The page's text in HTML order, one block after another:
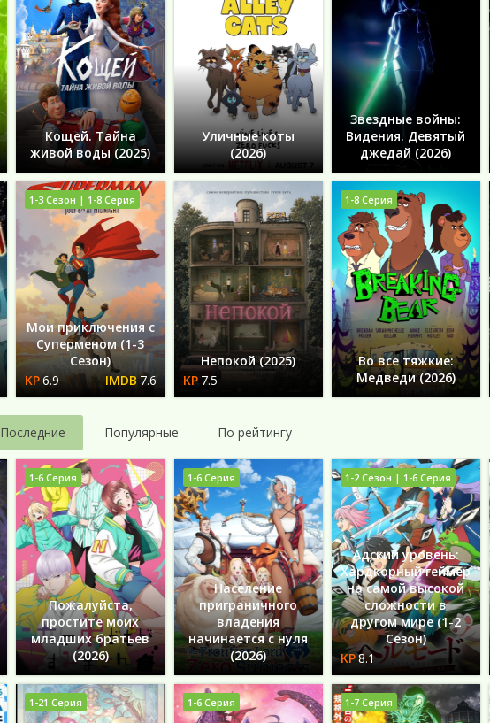
Кощей. Тайна
живой воды (2025)
Уличные коты
(2026)
Звездные войны:
Видения. Девятый
джедай (2026)
Мои приключения с
Суперменом (1-3
Сезон)
6.9
7.6
1-3 Сезон | 1-8 Серия
Непокой (2025)
7.5
Во все тяжкие:
Медведи (2026)
1-8 Серия
Последние Популярные По рейтингу
Пожалуйста,
простите моих
младших братьев
(2026)
1-6 Серия
Население
приграничного
владения
начинается с нуля
(2026)
1-6 Серия
Адский уровень:
Хардкорный геймер
на самой высокой
сложности в
другом мире (1-2
Сезон)
8.1
1-2 Сезон | 1-6 Серия
1-21 Серия 1-6 Серия 1-7 Серия